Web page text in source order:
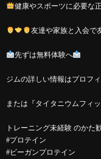
健康やスポーツに必要な
友達や家族と入会で
先ずは無料体験へ
ジムの詳しい情報はプロフ
または『タイタニウムフィ
トレーニング未経験 のかた
#プロテイン
#ビーガンプロテイン